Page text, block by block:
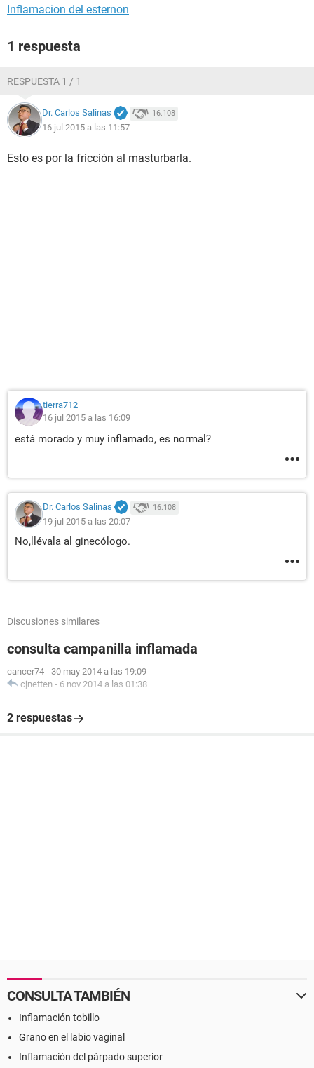
Inflamacion del esternon
1 respuesta
RESPUESTA 1 / 1
Dr. Carlos Salinas 16.108
16 jul 2015 a las 11:57
Esto es por la fricción al masturbarla.
tierra712
16 jul 2015 a las 16:09
está morado y muy inflamado, es normal?
Dr. Carlos Salinas 16.108
19 jul 2015 a las 20:07
No,llévala al ginecólogo.
Discusiones similares
consulta campanilla inflamada
cancer74 - 30 may 2014 a las 19:09
cjnetten - 6 nov 2014 a las 01:38
2 respuestas
CONSULTA TAMBIÉN
Inflamación tobillo
Grano en el labio vaginal
Inflamación del párpado superior